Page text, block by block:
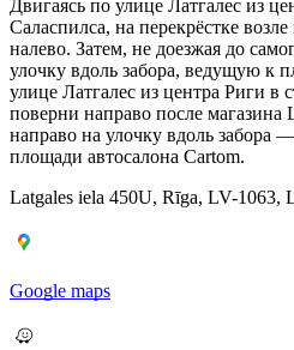
Двигаясь по улице Латгалес из
Саласпилса, на перекрёстке
налево. Затем, не доезжая до
улочку вдоль забора, ведущую к
улице Латгалес из центра Риги в
поверни направо после магазина
направо на улочку вдоль забора
площади автосалона Cartom.
Latgales iela 450U, Rīga, LV-1063,
Google maps